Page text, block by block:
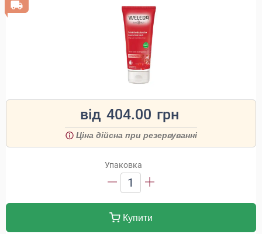
від 404.00 грн
Ціна дійсна при резервуванні
Упаковка
1
Купити